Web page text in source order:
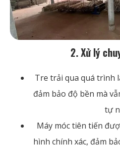
2. Xử lý
Tre trải qua quá trình
đảm bảo độ bền mà
tự
Máy móc tiên tiến
hình chính xác, đảm